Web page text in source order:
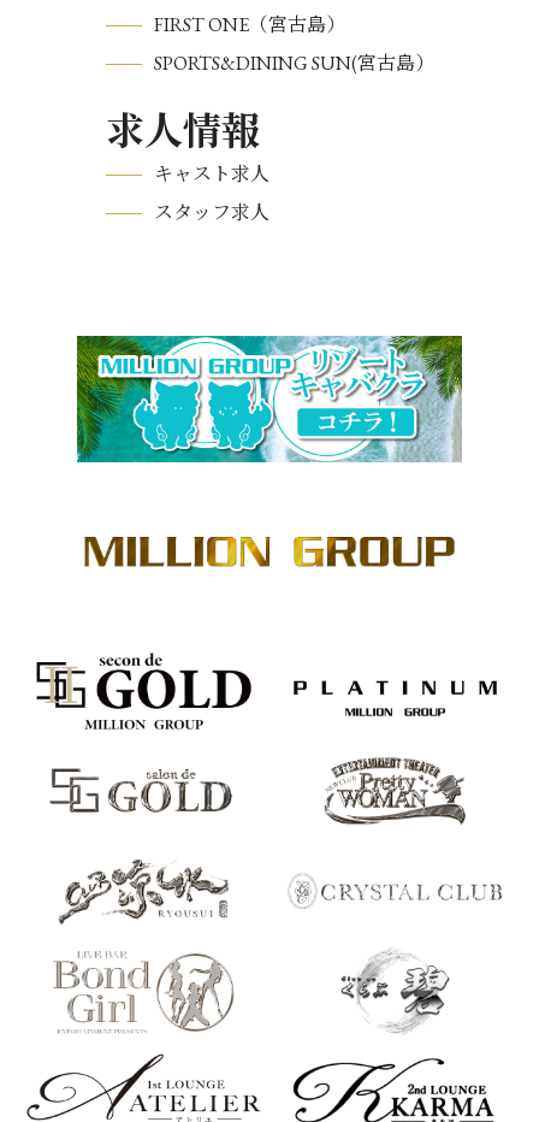
FIRST ONE（宮古島）
SPORTS&DINING SUN(宮古島）
求人情報
キャスト求人
スタッフ求人